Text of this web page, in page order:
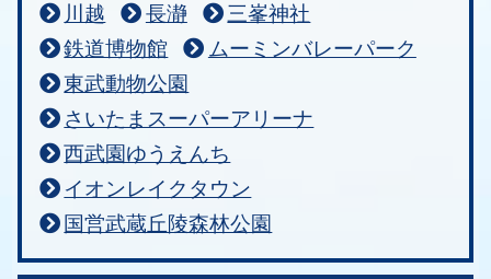
川越 長瀞
三峯神社
鉄道博物館
ムーミンバレーパーク
東武動物公園
さいたまスーパーアリーナ
西武園ゆうえんち
イオンレイクタウン
国営武蔵丘陵森林公園